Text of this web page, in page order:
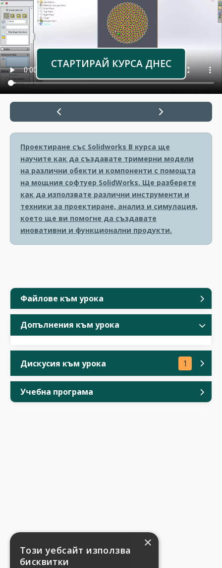
Файлове към урока
Допълнения към урока
Дискусия към урока 1
Учебна програма
СТАРТИРАЙ КУРСА ДНЕС
Проектиране със Solidworks В курса ще
научите как да създавате тримерни модели
на различни обекти и компоненти с помощта
на мощния софтуер SolidWorks. Ще разберете
как да използвате различни инструменти и
техники за проектиране, анализ и симулация,
което ще ви помогне да създавате
иновативни и функционални продукти.
×
Този уебсайт използва
бисквитки